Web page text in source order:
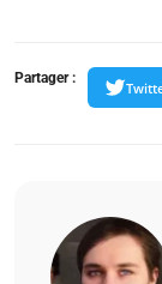
Partager :